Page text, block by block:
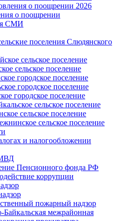
о поощрении 2026
о поощрении
СМИ
поселения Слюдянского
сельское поселение
сельское поселение
городское поселение
городское поселение
городское поселение
сельское поселение
сельское поселение
сельское поселение
и налогообложении
Пенсионного фонда РФ
коррупции
пожарный надзор
Байкальская межрайонная